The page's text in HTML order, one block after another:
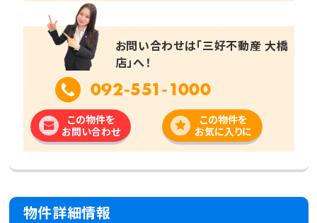
お問い合わせは「三好不動産 大橋
店」へ！
092-551-1000
この物件を
お問い合わせ
この物件を
お気に入りに
物件詳細情報